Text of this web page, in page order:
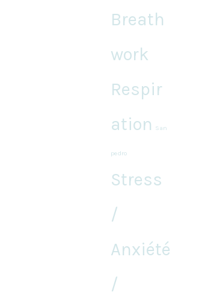
Breath
work
Respir
ation
San
pedro
Stress
/
Anxiété
/